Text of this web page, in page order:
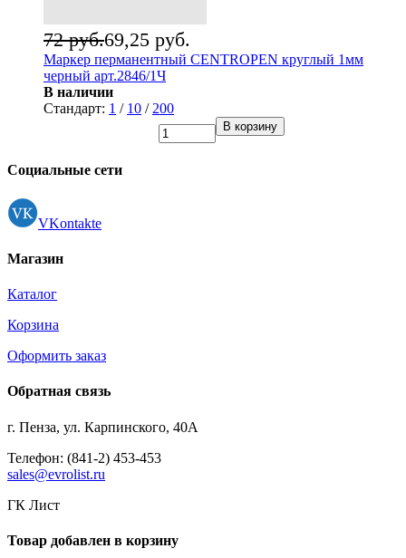
69,25 руб.
72 руб.
Маркер перманентный CENTROPEN круглый 1мм
черный арт.2846/1Ч
В наличии
Стандарт: 1 / 10 / 200
В корзину
Социальные сети
VKontakte
Магазин
Каталог
Корзина
Оформить заказ
Обратная связь
г. Пенза, ул. Карпинского, 40А
Телефон: (841-2) 453-453
sales@evrolist.ru
ГК Лист
Товар добавлен в корзину